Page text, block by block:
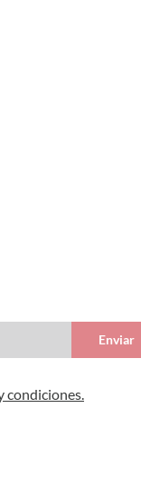
Enviar
condiciones.